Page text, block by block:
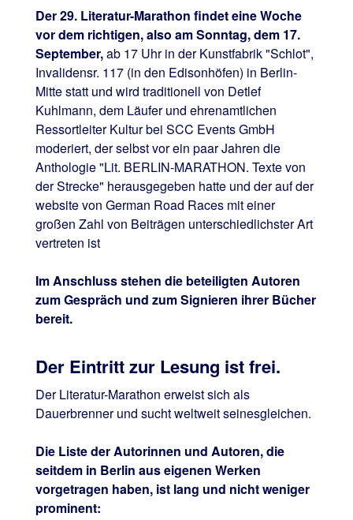
Der 29. Literatur-Marathon findet eine Woche
vor dem richtigen, also am Sonntag, dem 17.
September,ab 17 Uhr in der Kunstfabrik "Schlot",
Invalidensr. 117 (in den Edisonhöfen) in Berlin-
Mitte statt und wird traditionell von Detlef
Kuhlmann, dem Läufer und ehrenamtlichen
Ressortleiter Kultur bei SCC Events GmbH
moderiert, der selbst vor ein paar Jahren die
Anthologie "Lit. BERLIN-MARATHON. Texte von
der Strecke" herausgegeben hatte und der auf der
website von German Road Races mit einer
großen Zahl von Beiträgen unterschiedlichster Art
vertreten ist
Im Anschluss stehen die beteiligten Autoren
zum Gespräch und zum Signieren ihrer Bücher
bereit.
Der Eintritt zur Lesung ist frei.
Der Literatur-Marathon erweist sich als
Dauerbrenner und sucht weltweit seinesgleichen.
Die Liste der Autorinnen und Autoren, die
seitdem in Berlin aus eigenen Werken
vorgetragen haben, ist lang und nicht weniger
prominent: